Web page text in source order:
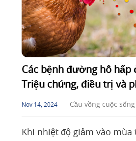
Các bệnh đường hô hấp
Triệu chứng, điều trị và
Nov 14, 2024 Cầu vồng cuộc sống
Khi nhiệt độ giảm vào mùa